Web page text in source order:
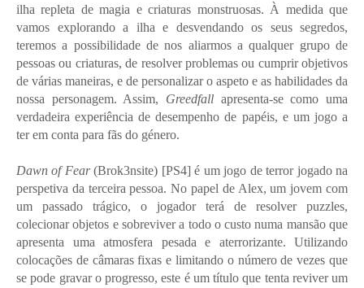
ilha repleta de magia e criaturas monstruosas. À medida que
vamos explorando a ilha e desvendando os seus segredos,
teremos a possibilidade de nos aliarmos a qualquer grupo de
pessoas ou criaturas, de resolver problemas ou cumprir objetivos
de várias maneiras, e de personalizar o aspeto e as habilidades da
nossa personagem. Assim, Greedfall apresenta-se como uma
verdadeira experiência de desempenho de papéis, e um jogo a
ter em conta para fãs do género.
Dawn of Fear(Brok3nsite) [PS4] é um jogo de terror jogado na
perspetiva da terceira pessoa. No papel de Alex, um jovem com
um passado trágico, o jogador terá de resolver puzzles,
colecionar objetos e sobreviver a todo o custo numa mansão que
apresenta uma atmosfera pesada e aterrorizante. Utilizando
colocações de câmaras fixas e limitando o número de vezes que
se pode gravar o progresso, este é um título que tenta reviver um